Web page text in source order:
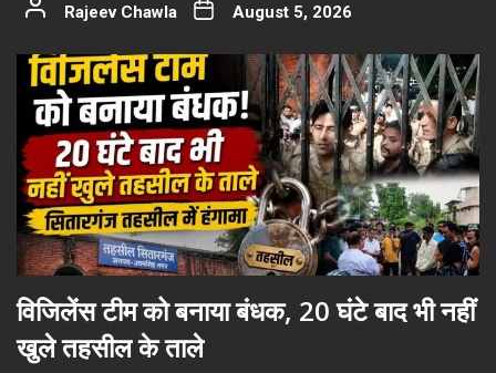
Rajeev Chawla August 5, 2026
विजिलेंस टीम को बनाया बंधक, 20 घंटे बाद भी नहीं
खुले तहसील के ताले